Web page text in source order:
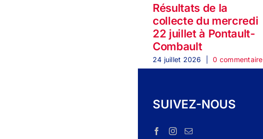
Résultats de la
collecte du mercredi
22 juillet à Pontault-
Combault
24 juillet 2026 0 commentaire
SUIVEZ-NOUS